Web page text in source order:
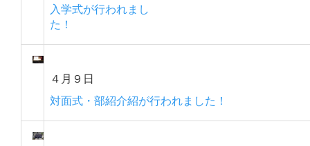
入学式が行われまし
た！
４月９日
対面式・部紹介紹が行われました！